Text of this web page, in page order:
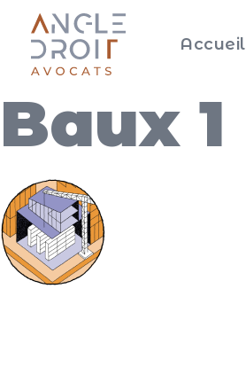
Accueil
Baux 1